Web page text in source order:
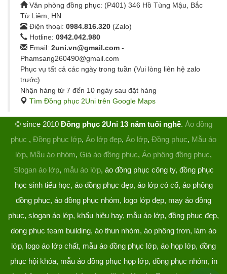
Văn phòng đồng phục: (P401) 346 Hồ Tùng Mậu, Bắc
Từ Liêm, HN
Điện thoại: 0984.816.320 (Zalo)
Hotline: 0942.042.980
Email: 2uni.vn@gmail.com -
Phamsang260490@gmail.com
Phục vụ tất cả các ngày trong tuần (Vui lòng liên hệ zalo
trước)
Nhận hàng từ 7 đến 10 ngày sau đặt hàng
Tìm Đồng phục 2Uni trên Google Maps
© since 2010 Đồng phục 2Uni 13 năm tuổi nghề. Áo đồng
phục , Đồng phục lớp, Áo lớp đẹp, Áo lớp, Đồng phục, Mẫu áo
lớp, Mẫu áo nhóm, Giá áo đồng phục, Áo phông đồng phục,
Slogan áo lớp, mẫu áo lớp, áo đồng phục công ty, đồng phục
học sinh tiểu học, áo đồng phục đẹp, áo lớp có cổ, áo phông
đồng phục, áo đồng phục nhóm, logo lớp đẹp, may áo đồng
phục, slogan áo lớp, khẩu hiệu hay, mẫu áo lớp, đồng phục đẹp,
dong phuc team building, áo thun nhóm, áo phông trơn, làm áo
lớp, logo áo lớp chất, mẫu áo đồng phục lớp, áo họp lớp, đồng
phục hội khóa, mẫu áo đồng phục họp lớp, đồng phục nhóm, in